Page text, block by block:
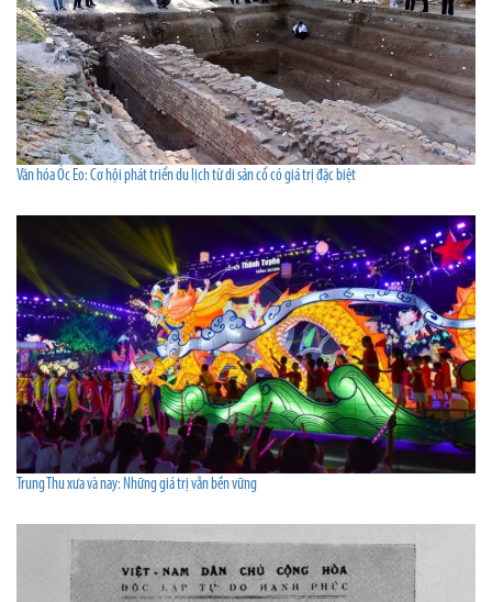
Văn hóa Óc Eo: Cơ hội phát triển du lịch từ di sản cổ có giá trị đặc biệt
Trung Thu xưa và nay: Những giá trị vẫn bền vững